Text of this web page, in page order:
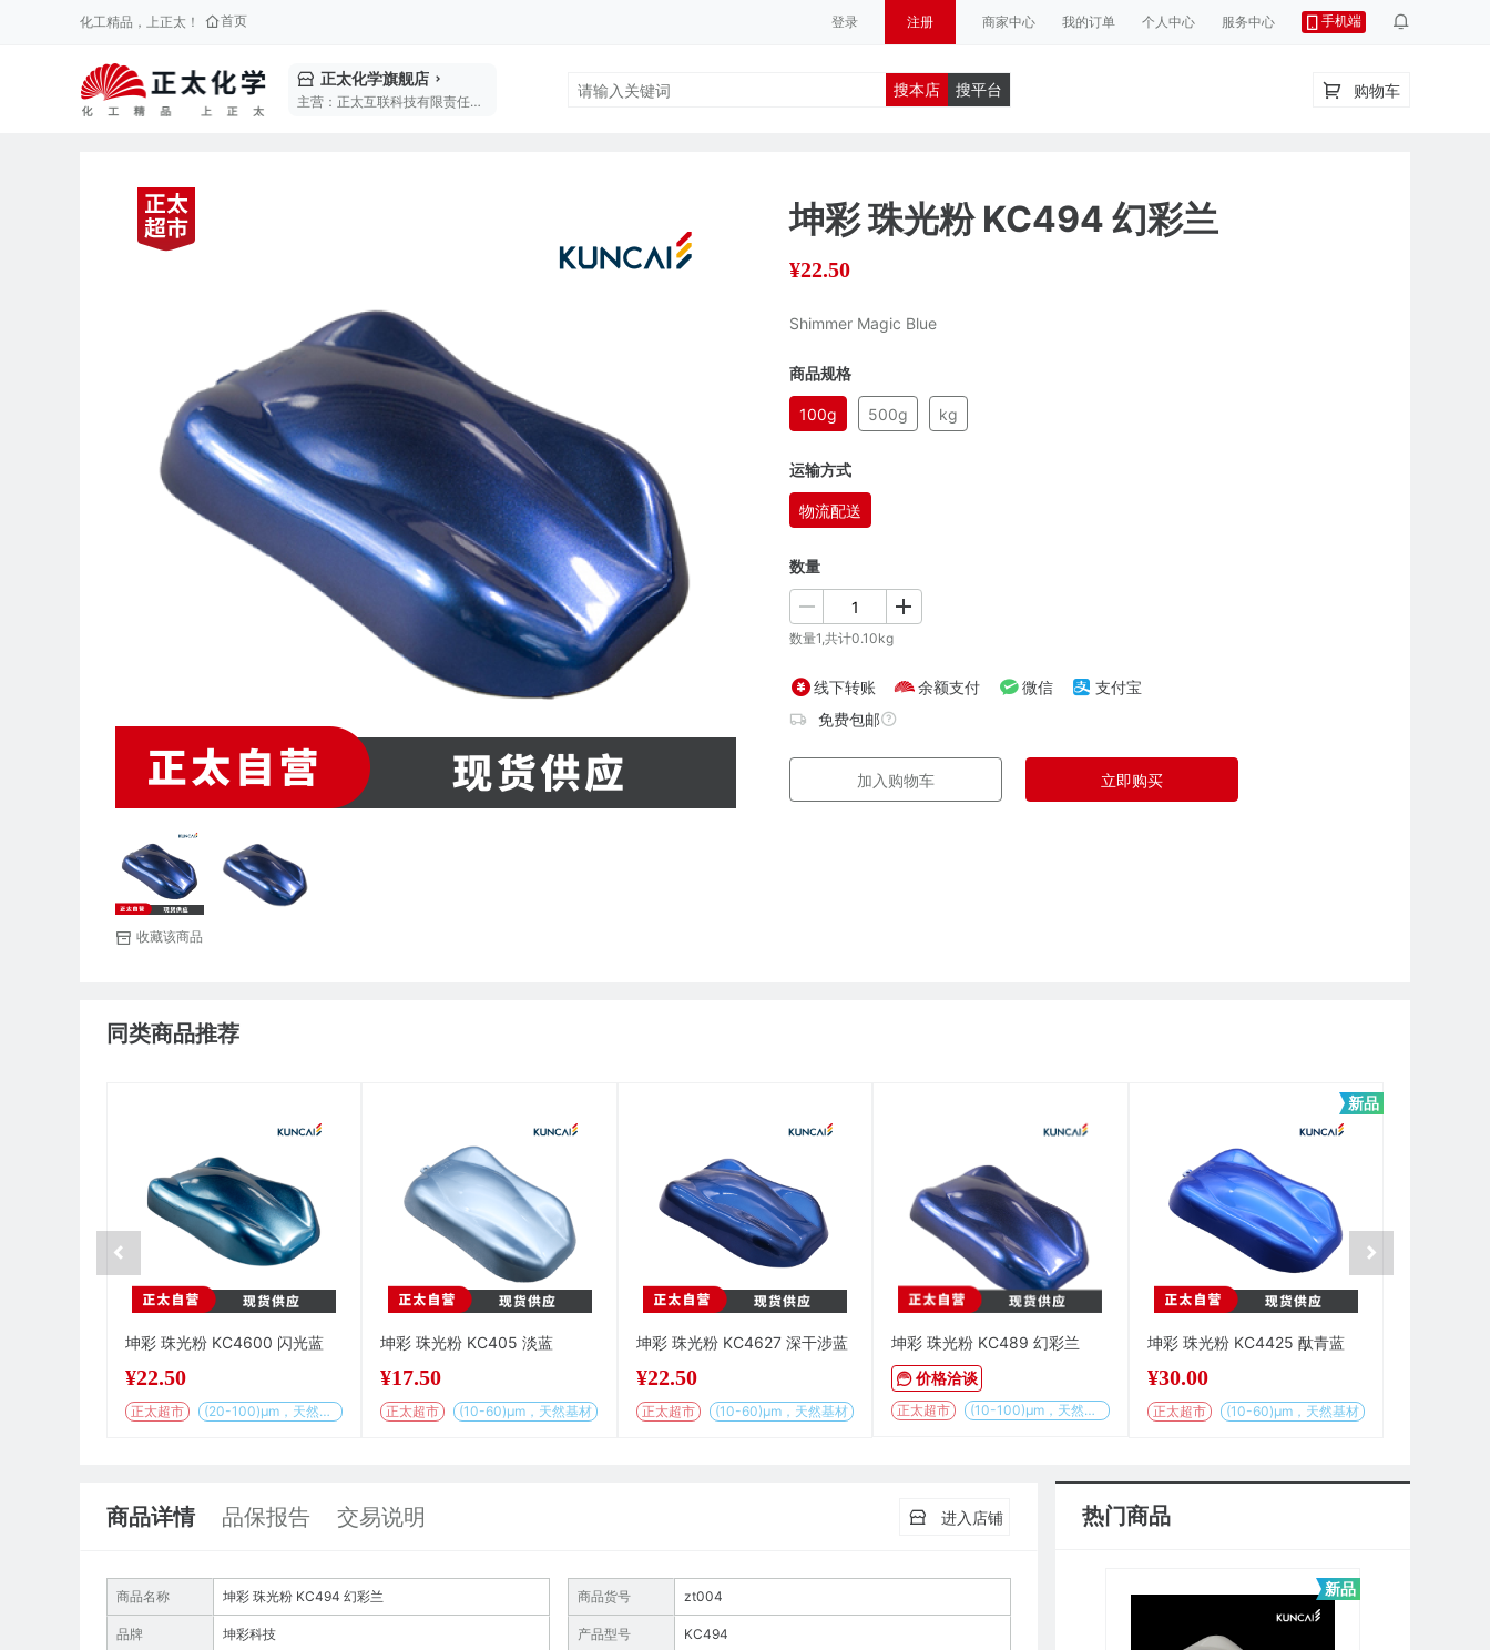
化工精品，上正太！ 首页 登录 注册 商家中心 我的订单 个人中心 服务中心 手机端
正太化学旗舰店
主营：正太互联科技有限责任公司是坤彩科技(603826)旗下全资控股公司，总部坐落于福州北斗小镇，致力于构建产业生态基础设施，打造全球领先的精细化工产业互联网服务平台。
搜本店 搜平台 购物车
收藏该商品
坤彩 珠光粉 KC494 幻彩兰
¥22.50
Shimmer Magic Blue
商品规格
100g 500g kg
运输方式
物流配送
数量
数量1,共计0.10kg
线下转账 余额支付 微信
支付宝
免费包邮
加入购物车 立即购买
同类商品推荐
坤彩 珠光粉 KC4600 闪光蓝
¥22.50
正太超市 (20-100)μm，天然基材
坤彩 珠光粉 KC405 淡蓝
¥17.50
正太超市 (10-60)μm，天然基材
坤彩 珠光粉 KC4627 深干涉蓝
¥22.50
正太超市 (10-60)µm，天然基材
坤彩 珠光粉 KC489 幻彩兰
价格洽谈
正太超市 (10-100)µm，天然基材
坤彩 珠光粉 KC4425 酞青蓝
¥30.00
正太超市 (10-60)μm，天然基材
新品
商品详情 品保报告 交易说明 进入店铺
商品名称 坤彩 珠光粉 KC494 幻彩兰 商品货号 zt004
品牌 坤彩科技 产品型号 KC494
热门商品
新品